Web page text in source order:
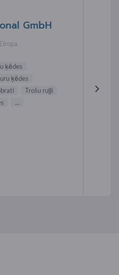
GmbH
Eiropa
ķēdes
ķēdes
Trošu ruļļi
...